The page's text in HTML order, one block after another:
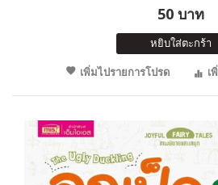
50 บาท
หยิบใส่ตะกร้า
เพิ่มไปรายการโปรด
เ